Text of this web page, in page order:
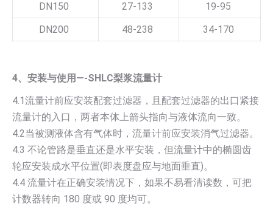
DN150
27-133
19-95
DN200
48-238 34-170
4、安装与使用—-SHLC梨浆流量计
4.1流量计前应安装配套过滤器，且配套过滤器的出口紧接
流量计的入口，两者本体上箭头指向与液体流向一致。
4.2当被测液体含有气体时，流量计前应安装消气过滤器。
4.3 不论管路是垂直还是水平安装，但流量计中的椭圆齿
轮应安装成水平位置(即表度盘应与地面垂直)。
4.4 流量计在正确安装情况下，如果不易看清读数，可把
计数器转向 180 度或 90 度均可。